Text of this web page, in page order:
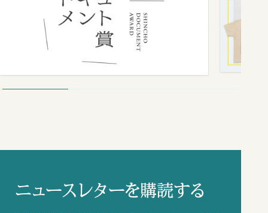
ニュースレターを購読する